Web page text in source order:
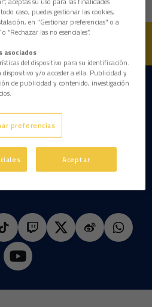
LA APP AHORA
caso, puedes gestionar las cookies,
en "Gestionar preferencias" o a
“Rechazar las no esenciales”.
asociados
del dispositivo para su identificación.
y/o acceder a ella. Publicidad y
de publicidad y contenido, investigación
preferencias
Aceptar